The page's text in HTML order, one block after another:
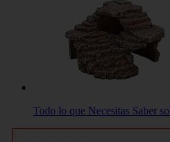
Todo lo que Necesitas Saber